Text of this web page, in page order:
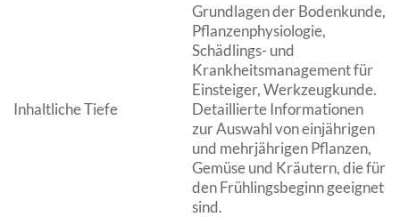
Inhaltliche Tiefe
Grundlagen der Bodenkunde,
Pflanzenphysiologie,
Schädlings- und
Krankheitsmanagement für
Einsteiger, Werkzeugkunde.
Detaillierte Informationen
zur Auswahl von einjährigen
und mehrjährigen Pflanzen,
Gemüse und Kräutern, die für
den Frühlingsbeginn geeignet
sind.